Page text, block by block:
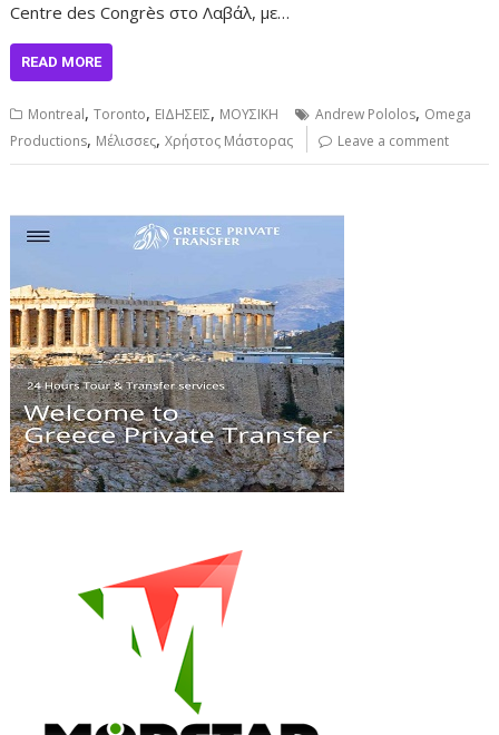
Centre des Congrès στο Λαβάλ, με…
READ MORE
Montreal,Toronto, ΕΙΔΗΣΕΙΣ, ΜΟΥΣΙΚΗ Andrew Pololos, Omega
Productions, Μέλισσες,Χρήστος Μάστορας Leave a comment